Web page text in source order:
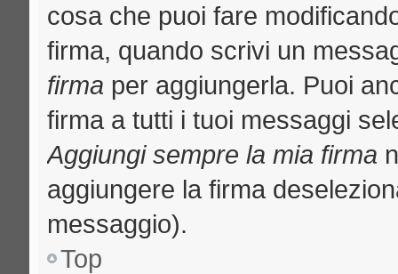
cosa che puoi fare
firma, quando scrivi un
firma per aggiungerla. Puoi
firma a tutti i tuoi messaggi
Aggiungi sempre la mia firma
aggiungere la firma
messaggio).
Top